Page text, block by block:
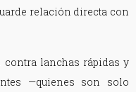
relación directa con
contra lanchas rápidas y
—quienes son solo